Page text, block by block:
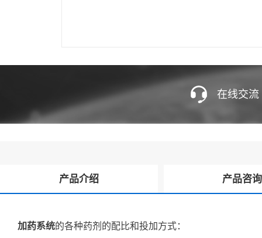
在线交流
产品介绍 产品咨询
加药系统的各种药剂的配比和投加方式：